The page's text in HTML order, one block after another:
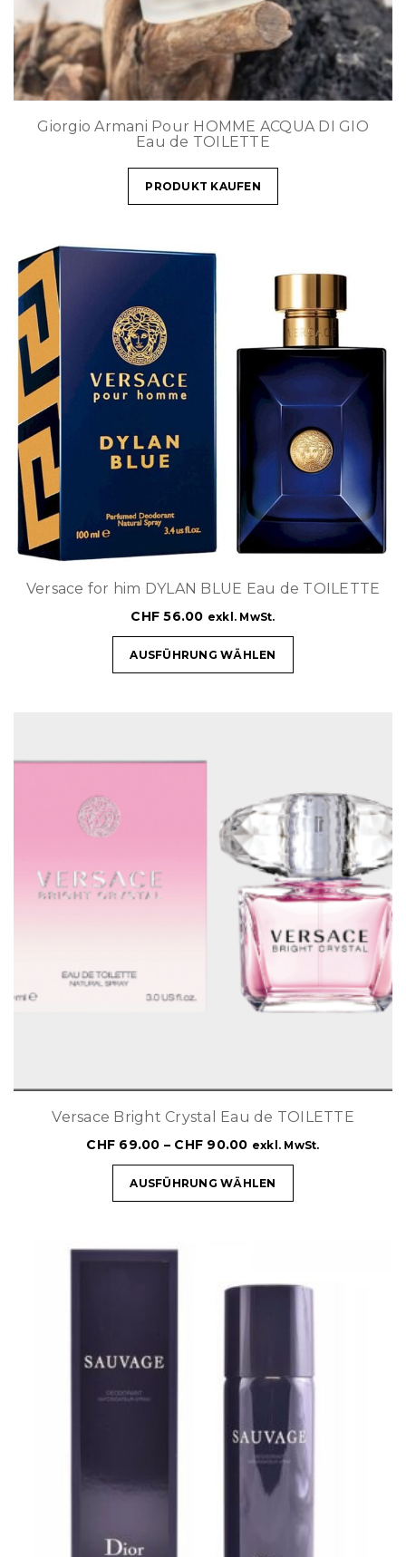
Giorgio Armani Pour HOMME ACQUA DI GIO
Eau de TOILETTE
PRODUKT KAUFEN
Versace for him DYLAN BLUE Eau de TOILETTE
CHF 56.00 exkl. MwSt.
AUSFÜHRUNG WÄHLEN
Versace Bright Crystal Eau de TOILETTE
CHF 69.00 – CHF 90.00 exkl. MwSt.
AUSFÜHRUNG WÄHLEN